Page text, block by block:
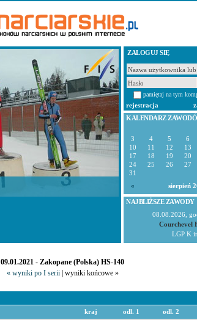
ZALOGUJ SIĘ
pamiętaj na tym
rejestracja
KALENDARZ
3
4 5 6
10
11 12 13
17
18 19 20
24
25 26 27
31
«
sierpień
NAJBLIŻSZE ZAWODY
08.08.2026,
Courchevel
LGP K
09.01.2021 - Zakopane (Polska) HS-140
« wyniki po I serii| wyniki końcowe »
kraj odl. 1 odl. 2